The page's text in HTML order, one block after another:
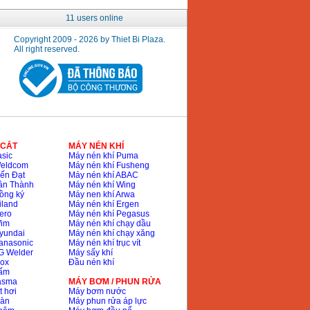
11 users online
Copyright 2009 - 2026 by Thiet Bi Plaza.
All right reserved.
Đạt
Thành
ký
Welder
hơi
MÁY NÉN KHÍ
Máy nén khí Puma
Máy nén khí Fusheng
Máy nén khí ABAC
Máy nén khí Wing
Máy nen khí Arwa
Máy nén khí Ergen
Máy nén khí Pegasus
Máy nén khí chạy dầu
Máy nén khí chạy xăng
Máy nén khí trục vít
Máy sấy khí
Đầu nén khí
MÁY BƠM / PHUN RỬA
Máy bơm nước
Máy phun rửa áp lực